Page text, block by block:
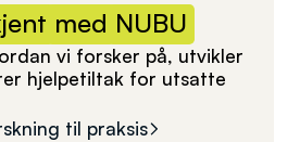
med NUBU
vi forsker på, utvikler
hjelpetiltak for utsatte
til praksis